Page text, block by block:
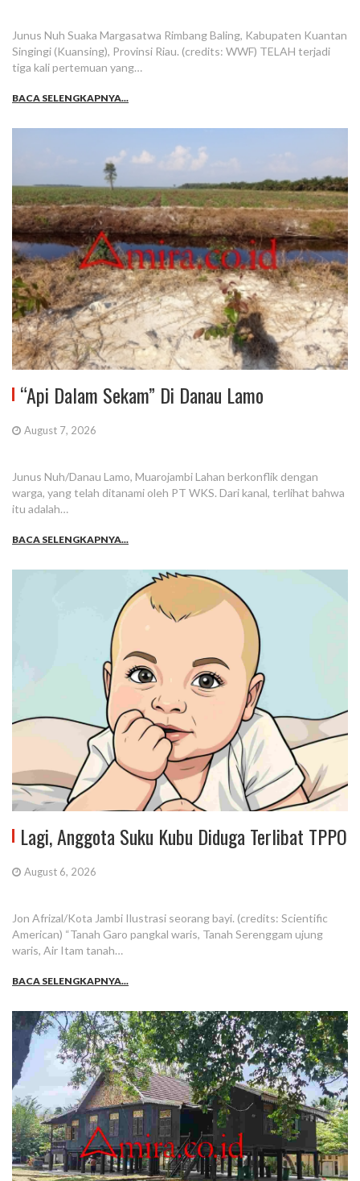
Junus Nuh Suaka Margasatwa Rimbang Baling, Kabupaten Kuantan
Singingi (Kuansing), Provinsi Riau. (credits: WWF) TELAH terjadi
tiga kali pertemuan yang…
BACA SELENGKAPNYA...
“Api Dalam Sekam” Di Danau Lamo
August 7, 2026
Junus Nuh/Danau Lamo, Muarojambi Lahan berkonflik dengan
warga, yang telah ditanami oleh PT WKS. Dari kanal, terlihat bahwa
itu adalah…
BACA SELENGKAPNYA...
Lagi, Anggota Suku Kubu Diduga Terlibat TPPO
August 6, 2026
Jon Afrizal/Kota Jambi Ilustrasi seorang bayi. (credits: Scientific
American) “Tanah Garo pangkal waris, Tanah Serenggam ujung
waris, Air Itam tanah…
BACA SELENGKAPNYA...